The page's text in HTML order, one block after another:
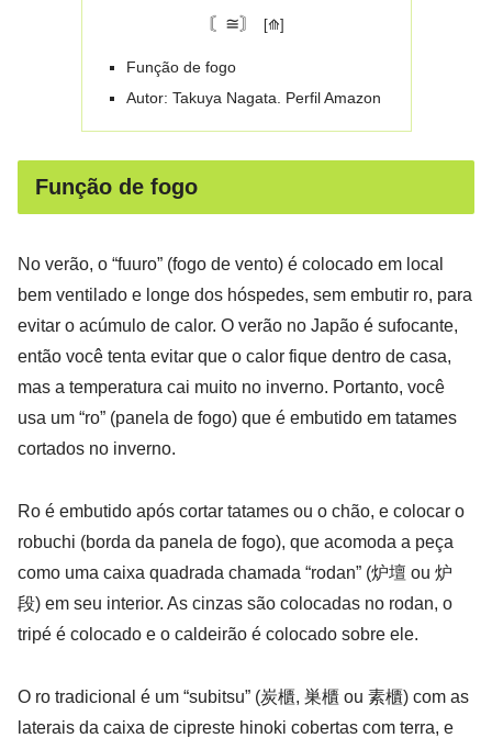
〘≅〙
Função de fogo
Autor: Takuya Nagata. Perfil Amazon
Função de fogo
No verão, o “fuuro” (fogo de vento) é colocado em local
bem ventilado e longe dos hóspedes, sem embutir ro, para
evitar o acúmulo de calor. O verão no Japão é sufocante,
então você tenta evitar que o calor fique dentro de casa,
mas a temperatura cai muito no inverno. Portanto, você
usa um “ro” (panela de fogo) que é embutido em tatames
cortados no inverno.
Ro é embutido após cortar tatames ou o chão, e colocar o
robuchi (borda da panela de fogo), que acomoda a peça
como uma caixa quadrada chamada “rodan” (炉壇 ou 炉
段) em seu interior. As cinzas são colocadas no rodan, o
tripé é colocado e o caldeirão é colocado sobre ele.
O ro tradicional é um “subitsu” (炭櫃, 巣櫃 ou 素櫃) com as
laterais da caixa de cipreste hinoki cobertas com terra, e